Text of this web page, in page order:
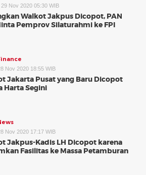
29 Nov 2020 05:30 WIB
Walkot Jakpus Dicopot, PAN
Pemprov Silaturahmi ke FPI
Nov 2020 18:55 WIB
Jakarta Pusat yang Baru Dicopot
Harta Segini
Nov 2020 17:17 WIB
Jakpus-Kadis LH Dicopot karena
Fasilitas ke Massa Petamburan